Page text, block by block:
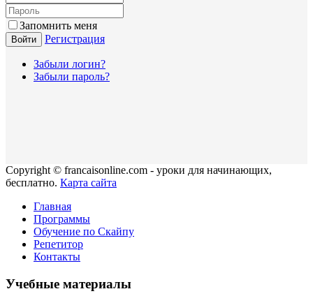
Запомнить меня
Войти Регистрация
Забыли логин?
Забыли пароль?
Copyright © francaisonline.com - уроки для начинающих,
бесплатно. Карта сайта
Главная
Программы
Обучение по Скайпу
Репетитор
Контакты
Учебные материалы